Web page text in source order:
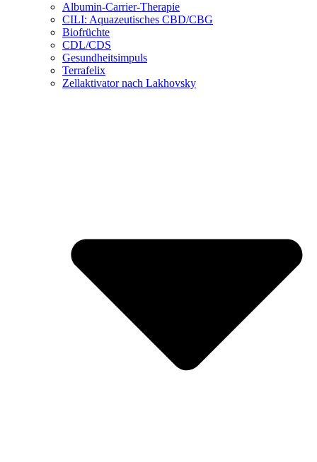
Albumin-Carrier-Therapie
CILI: Aquazeutisches CBD/CBG
Biofrüchte
CDL/CDS
Gesundheitsimpuls
Terrafelix
Zellaktivator nach Lakhovsky